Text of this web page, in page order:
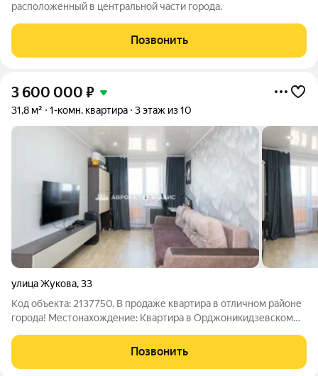
расположенный в центральной части города.
Позвонить
3 600 000 ₽
31,8 м² 1-комн. квартира 3 этаж из 10
улица Жукова,33
Код объекта: 2137750. В продаже квартира в отличном районе
города! Местонахождение: Квартира в Орджоникидзевском
магазины и вся необходимая инфраструктура. Теxничecкиe
xарактеpиcтики:
Позвонить